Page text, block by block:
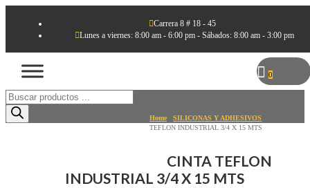
Carrera 8 # 18 - 45
Lunes a viernes: 8:00 am - 6:00 pm - Sábados: 8:00 am - 3:00 pm
0
Búsqueda
de
productos
Home /SILICONAS Y ADHESIVOS
TEFLON INDUSTRIAL 3/4 X 15 MTS
CINTA TEFLON
INDUSTRIAL 3/4 X 15 MTS